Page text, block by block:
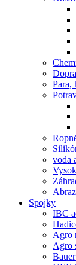
Para,
voda
Spojky
IBC
Agro
Agro